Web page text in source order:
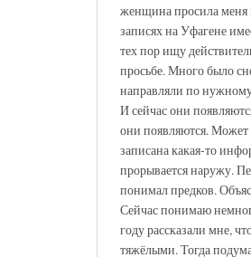
женщина просила
записях на Уфагене
тех пор ищу
просьбе. Много было
направляли по
И сейчас они
они появляются. Может
записана какая-то
прорывается наружу.
понимал предков.
Сейчас понимаю
году рассказали мне,
тяжёлыми. Тогда